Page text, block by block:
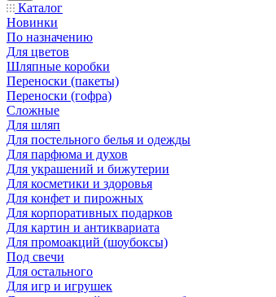
Каталог
Новинки
По назначению
Для цветов
Шляпные коробки
Переноски (пакеты)
Переноски (гофра)
Сложные
Для шляп
Для постельного белья и одежды
Для парфюма и духов
Для украшений и бижутерии
Для косметики и здоровья
Для конфет и пирожных
Для корпоративных подарков
Для картин и антиквариата
Для промоакций (шоубоксы)
Под свечи
Для остального
Для игр и игрушек